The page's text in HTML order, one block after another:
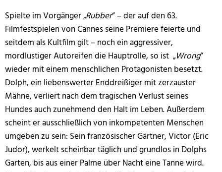
Spielte im Vorgänger „Rubber“ – der auf den 63.
Filmfestspielen von Cannes seine Premiere feierte und
seitdem als Kultfilm gilt – noch ein aggressiver,
mordlustiger Autoreifen die Hauptrolle, so ist „Wrong“
wieder mit einem menschlichen Protagonisten besetzt.
Dolph, ein liebenswerter Enddreißiger mit zerzauster
Mähne, verliert nach dem tragischen Verlust seines
Hundes auch zunehmend den Halt im Leben. Außerdem
scheint er ausschließlich von inkompetenten Menschen
umgeben zu sein: Sein französischer Gärtner, Victor (Eric
Judor), werkelt scheinbar täglich und grundlos in Dolphs
Garten, bis aus einer Palme über Nacht eine Tanne wird.